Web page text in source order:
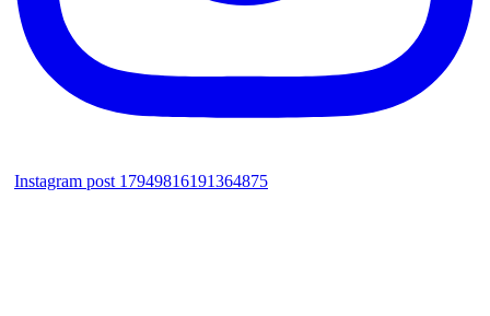
Instagram post 17949816191364875